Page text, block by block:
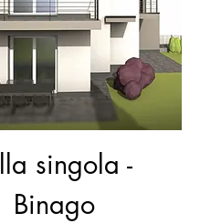
singola -
Binago